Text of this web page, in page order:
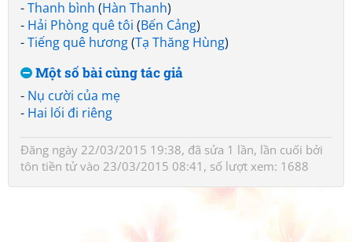
-Thanh bình (Hàn Thanh)
- Hải Phòng quê tôi (Bến Cảng)
-Tiếng quê hương(Tạ Thăng Hùng)
Một số bài cùng tác giả
- Nụ cười của mẹ
- Hai lối đi riêng
Đăng ngày 22/03/2015 19:38, đã sửa 1 lần, lần cuối bởi
tôn tiền tửvào 23/03/2015 08:41, số lượt xem: 1688